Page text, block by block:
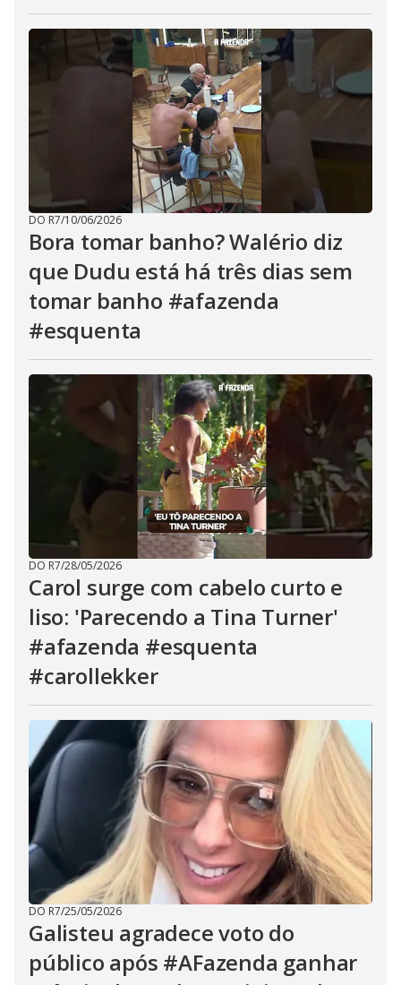
DO R7/10/06/2026
Bora tomar banho? Walério diz
que Dudu está há três dias sem
tomar banho #afazenda
#esquenta
DO R7/28/05/2026
Carol surge com cabelo curto e
liso: 'Parecendo a Tina Turner'
#afazenda #esquenta
#carollekker
DO R7/25/05/2026
Galisteu agradece voto do
público após #AFazenda ganhar